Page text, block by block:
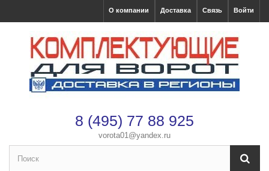
Войти
Связь
Доставка
О компании
8 (495) 77 88 925
vorota01@yandex.ru
Оформление заказа